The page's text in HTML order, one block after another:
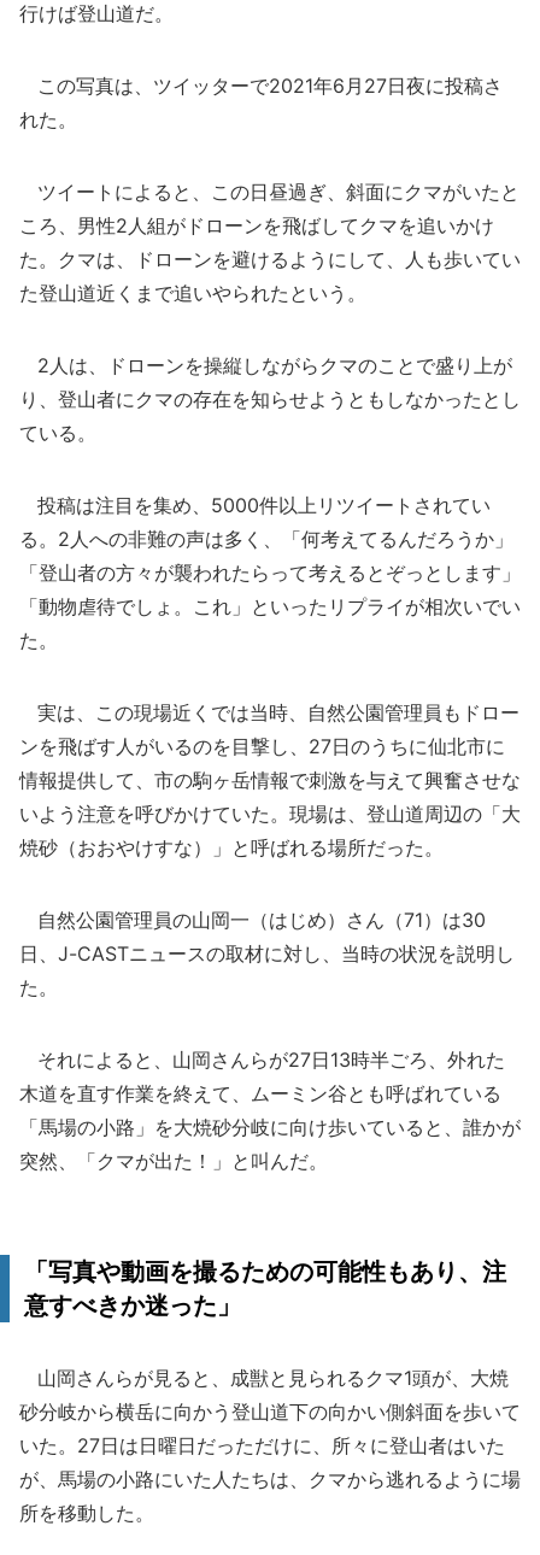
行けば登山道だ。
この写真は、ツイッターで2021年6月27日夜に投稿さ
れた。
ツイートによると、この日昼過ぎ、斜面にクマがいたと
ころ、男性2人組がドローンを飛ばしてクマを追いかけ
た。クマは、ドローンを避けるようにして、人も歩いてい
た登山道近くまで追いやられたという。
2人は、ドローンを操縦しながらクマのことで盛り上が
り、登山者にクマの存在を知らせようともしなかったとし
ている。
投稿は注目を集め、5000件以上リツイートされてい
る。2人への非難の声は多く、「何考えてるんだろうか」
「登山者の方々が襲われたらって考えるとぞっとします」
「動物虐待でしょ。これ」といったリプライが相次いでい
た。
実は、この現場近くでは当時、自然公園管理員もドロー
ンを飛ばす人がいるのを目撃し、27日のうちに仙北市に
情報提供して、市の駒ヶ岳情報で刺激を与えて興奮させな
いよう注意を呼びかけていた。現場は、登山道周辺の「大
焼砂（おおやけすな）」と呼ばれる場所だった。
自然公園管理員の山岡一（はじめ）さん（71）は30
日、J-CASTニュースの取材に対し、当時の状況を説明し
た。
それによると、山岡さんらが27日13時半ごろ、外れた
木道を直す作業を終えて、ムーミン谷とも呼ばれている
「馬場の小路」を大焼砂分岐に向け歩いていると、誰かが
突然、「クマが出た！」と叫んだ。
「写真や動画を撮るための可能性もあり、注
意すべきか迷った」
山岡さんらが見ると、成獣と見られるクマ1頭が、大焼
砂分岐から横岳に向かう登山道下の向かい側斜面を歩いて
いた。27日は日曜日だっただけに、所々に登山者はいた
が、馬場の小路にいた人たちは、クマから逃れるように場
所を移動した。